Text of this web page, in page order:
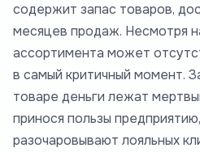
содержит запас товаров,
месяцев продаж. Несмотря
ассортимента может
в самый критичный момент.
товаре деньги лежат
принося пользы
разочаровывают лояльных